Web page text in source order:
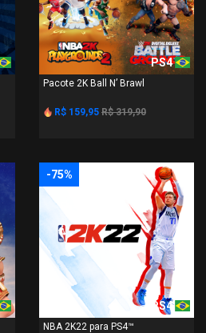
PS4
Pacote 2K Ball N’ Brawl
R$ 159,95 R$ 319,90
-75%
PS4
NBA 2K22 para PS4™